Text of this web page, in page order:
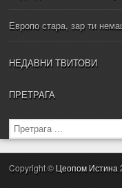
Европо стара, зар ти
НЕДАВНИ ТВИТОВИ
ПРЕТРАГА
Copyright © Цеопом Истина